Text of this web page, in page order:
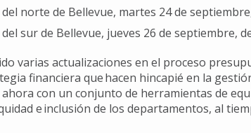
norte de Bellevue, martes 24 de septiembre,
sur de Bellevue, jueves 26 de septiembre,
varias actualizaciones en el proceso
financiera que hacen hincapié en la
ahora con un conjunto de herramientas de
e inclusión de los departamentos, al